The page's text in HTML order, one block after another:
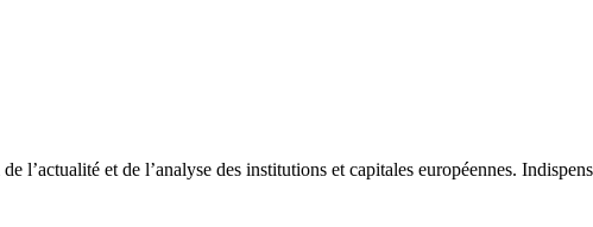
l’actualité et de l’analyse des institutions et capitales européennes.